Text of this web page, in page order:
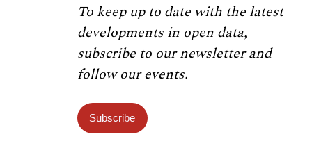
To keep up to date with the latest
developments in open data,
subscribe to our newsletter and
follow our events.
Subscribe